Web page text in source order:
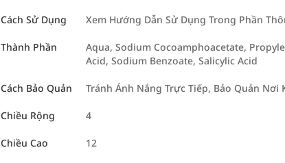
Cách Sử Dụng Xem Hướng Dẫn Sử Dụng Trong Phần
Thành Phần
Aqua, Sodium Cocoamphoacetate,
Acid, Sodium Benzoate, Salicylic Acid
Cách Bảo Quản Tránh Ánh Nắng Trực Tiếp, Bảo Quản Nơi
Chiều Rộng 4
Chiều Cao 12